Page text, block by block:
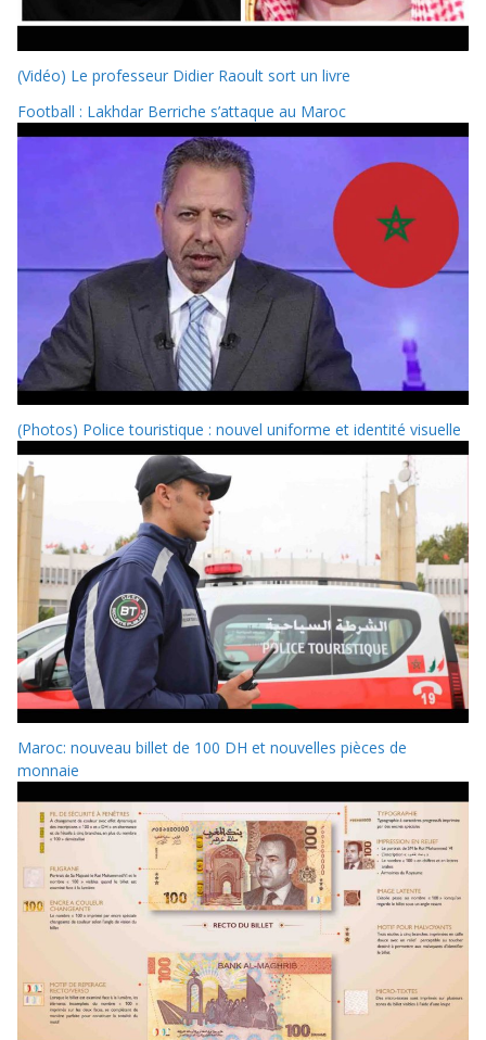
(Vidéo) Le professeur Didier Raoult sort un livre
Football : Lakhdar Berriche s’attaque au Maroc
(Photos) Police touristique : nouvel uniforme et identité visuelle
Maroc: nouveau billet de 100 DH et nouvelles pièces de
monnaie